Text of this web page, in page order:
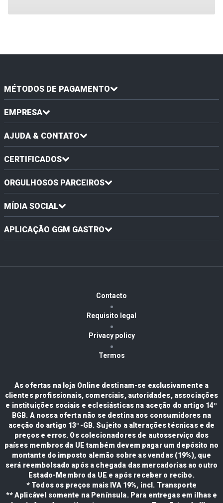
MÉTODOS DE PAGAMENTO
EMPRESA
AJUDA & CONTATO
CERTIFICADOS
ORGULHOSOS PARCEIROS
MÍDIA SOCIAL
APLICAÇÃO GGM GASTRO
Contacto
Requisito legal
Privacy policy
Termos
As ofertas na loja Online destinam-se exclusivamente a
clientes profissionais, comerciais, autoridades, associações
e instituições sociais e eclesiásticas na aceção do artigo 14º
BGB. A nossa oferta não se destina aos consumidores na
aceção do artigo 13º-GB. Sujeito a alterações técnicas e de
preços e erros. Os colecionadores de autosserviço dos
países membros da UE também devem pagar um depósito no
montante do imposto alemão sobre as vendas (19%), que
será reembolsado após a chegada das mercadorias ao outro
Estado-Membro da UE e após receber o recibo.
* Todos os preços mais IVA 19%, incl. Transporte
** Aplicável somente na Península. Para entregas em ilhas e